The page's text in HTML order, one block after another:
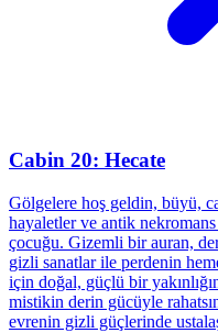
Cabin 20: Hecate
Gölgelere hoş geldin, büyü,
hayaletler ve antik
çocuğu. Gizemli bir auran,
gizli sanatlar ile perdenin
için doğal, güçlü bir
mistikin derin gücüyle
evrenin gizli güçlerinde